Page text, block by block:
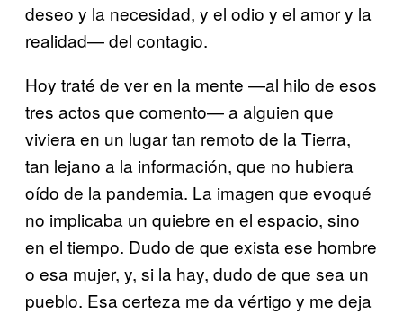
deseo y la necesidad, y el odio y el amor y la
realidad— del contagio.
Hoy traté de ver en la mente —al hilo de esos
tres actos que comento— a alguien que
viviera en un lugar tan remoto de la Tierra,
tan lejano a la información, que no hubiera
oído de la pandemia. La imagen que evoqué
no implicaba un quiebre en el espacio, sino
en el tiempo. Dudo de que exista ese hombre
o esa mujer, y, si la hay, dudo de que sea un
pueblo. Esa certeza me da vértigo y me deja